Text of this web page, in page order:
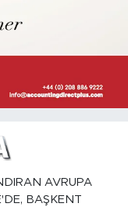
AVRUPA
BAŞKENT